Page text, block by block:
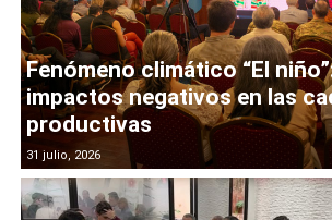
Fenómeno climático “El
impactos negativos en las
productivas
31 julio, 2026